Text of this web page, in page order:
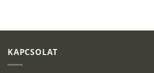
KAPCSOLAT